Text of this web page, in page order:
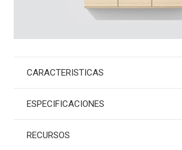
CARACTERISTICAS
ESPECIFICACIONES
RECURSOS